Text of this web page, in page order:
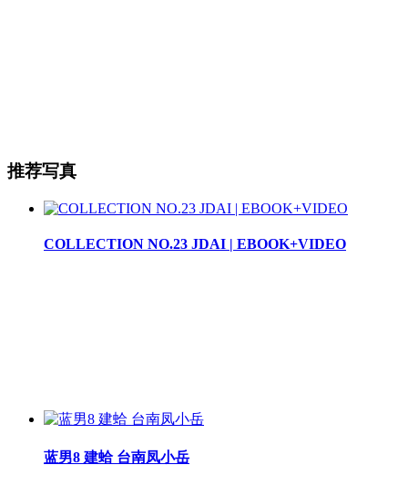
推荐写真
COLLECTION NO.23 JDAI | EBOOK+VIDEO
蓝男8 建蛤 台南凤小岳